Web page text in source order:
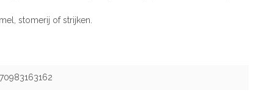
stomerij of strijken.